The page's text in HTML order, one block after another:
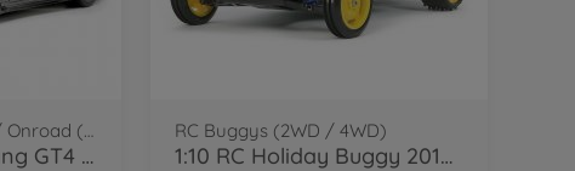
RC Straßenfahrzeuge / Onroad (2WD/4WD)
1:10 RC Ford Mustang GT4 TT-02
RC Buggys (2WD / 4WD)
1:10 RC Holiday Buggy 2010 DT-02 2WD